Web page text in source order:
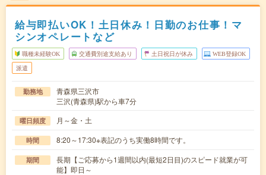
給与即払いOK！土日休み！日勤のお仕事！マ
シンオペレートなど
職種未経験OK 交通費別途支給あり 土日祝日が休み WEB登録OK
派遣
勤務地
青森県三沢市
三沢(青森県)駅から車7分
曜日頻度 月～金・土
時間 8:20～17:30※表記のうち実働8時間です。
期間
長期【ご応募から1週間以内(最短2日目)のスピード就業が可
能】即日～